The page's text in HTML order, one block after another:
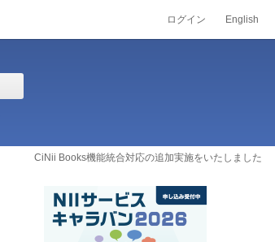
ログイン English
CiNii Books機能統合対応の追加実施をいたしました